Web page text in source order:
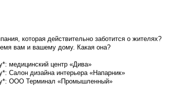
которая действительно заботится о жителях?
вам и вашему дому. Какая она?
медицинский центр «Дива»
Салон дизайна интерьера «Напарник»
ООО Терминал «Промышленный»